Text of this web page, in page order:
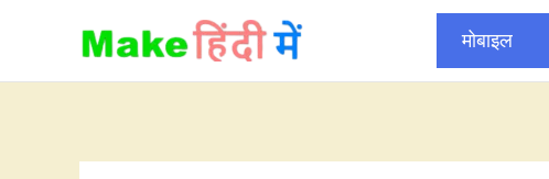
content
मोबाइल